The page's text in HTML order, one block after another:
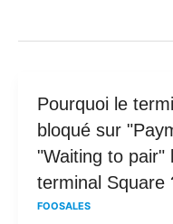
Pourquoi le
bloqué sur
"Waiting to pair"
terminal Square
FOOSALES
Pourquoi
le
terminal
reste-
t-